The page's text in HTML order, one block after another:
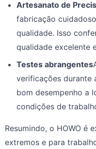
Artesanato de
fabricação
qualidade. Isso
qualidade excelente
Testes abrangentes
verificações durante
bom desempenho a
condições de
Resumindo, o HOWO é
extremos e para